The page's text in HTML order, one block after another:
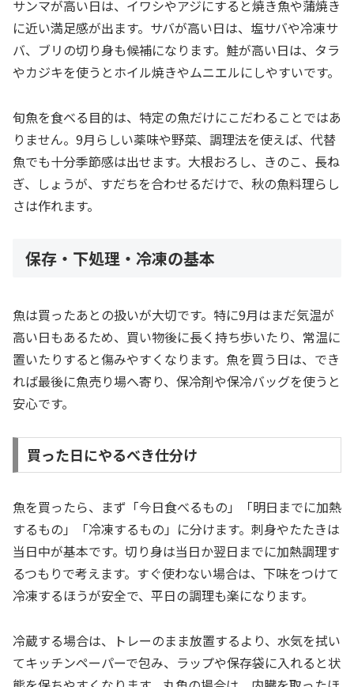
サンマが高い日は、イワシやアジにすると焼き魚や蒲焼き
に近い満足感が出ます。サバが高い日は、塩サバや冷凍サ
バ、ブリの切り身も候補になります。鮭が高い日は、タラ
やカジキを使うとホイル焼きやムニエルにしやすいです。
旬魚を食べる目的は、特定の魚だけにこだわることではあ
りません。9月らしい薬味や野菜、調理法を使えば、代替
魚でも十分季節感は出せます。大根おろし、きのこ、長ね
ぎ、しょうが、すだちを合わせるだけで、秋の魚料理らし
さは作れます。
保存・下処理・冷凍の基本
魚は買ったあとの扱いが大切です。特に9月はまだ気温が
高い日もあるため、買い物後に長く持ち歩いたり、常温に
置いたりすると傷みやすくなります。魚を買う日は、でき
れば最後に魚売り場へ寄り、保冷剤や保冷バッグを使うと
安心です。
買った日にやるべき仕分け
魚を買ったら、まず「今日食べるもの」「明日までに加熱
するもの」「冷凍するもの」に分けます。刺身やたたきは
当日中が基本です。切り身は当日か翌日までに加熱調理す
るつもりで考えます。すぐ使わない場合は、下味をつけて
冷凍するほうが安全で、平日の調理も楽になります。
冷蔵する場合は、トレーのまま放置するより、水気を拭い
てキッチンペーパーで包み、ラップや保存袋に入れると状